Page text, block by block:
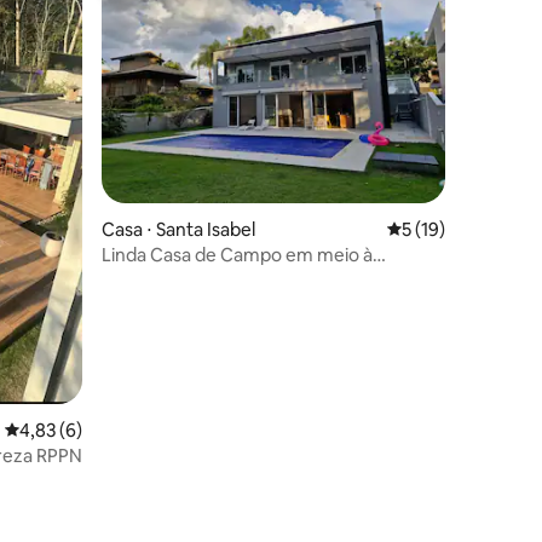
4,83 de uma avaliação média de 5, 6 avaliações
4,83 (6)
RPPN
Casa ⋅ Santa Isabel 5 de uma
5 (19)
Linda Casa de Campo em meio à